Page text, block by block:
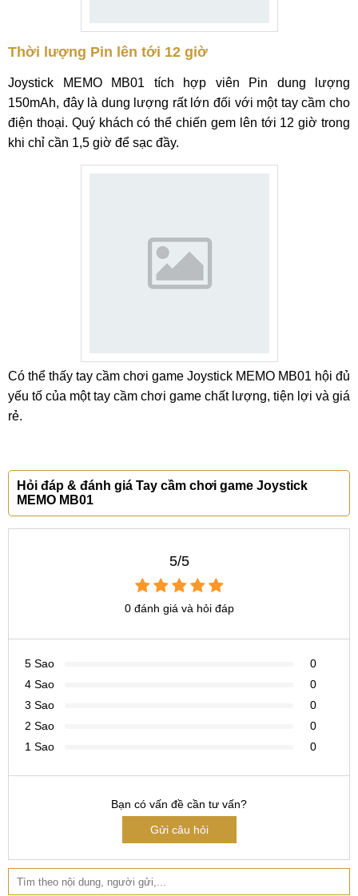
Thời lượng Pin lên tới 12 giờ
Joystick MEMO MB01 tích hợp viên Pin dung lượng
150mAh, đây là dung lượng rất lớn đối với một tay cầm cho
điện thoại. Quý khách có thể chiến gem lên tới 12 giờ trong
khi chỉ cần 1,5 giờ để sạc đầy.
Có thể thấy tay cầm chơi game Joystick MEMO MB01 hội đủ
yếu tố của một tay cầm chơi game chất lượng, tiện lợi và giá
rẻ.
Hỏi đáp & đánh giá Tay cầm chơi game Joystick
MEMO MB01
5/5
0 đánh giá và hỏi đáp
5 Sao
0
4 Sao
0
3 Sao
0
2 Sao
0
1 Sao
0
Bạn có vấn đề cần tư vấn?
Gửi câu hỏi